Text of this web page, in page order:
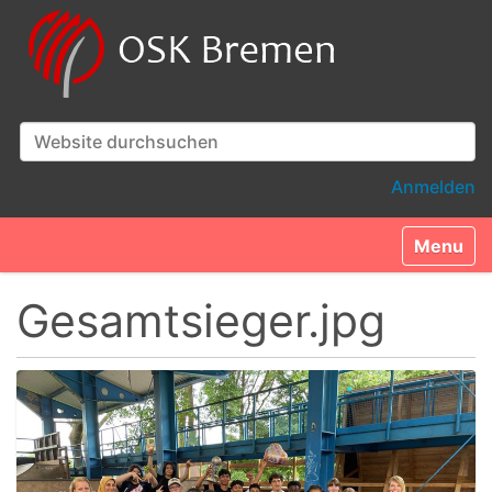
Website durchsuchen
Anmelden
Toggle
Gesamtsieger.jpg